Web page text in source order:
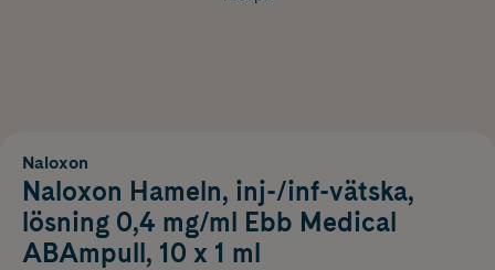
Naloxon
Naloxon Hameln, inj-/inf-vätska,
lösning 0,4 mg/ml Ebb Medical
ABAmpull, 10 x 1 ml